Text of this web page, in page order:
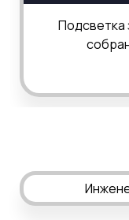
Подсветка